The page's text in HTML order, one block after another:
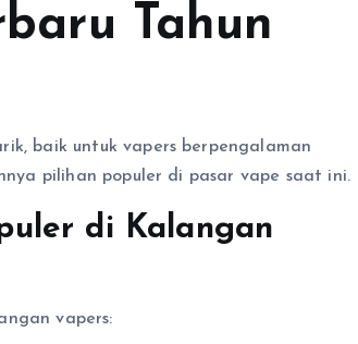
Tahun
baik untuk vapers berpengalaman
pilihan populer di pasar vape saat ini.
di Kalangan
vapers: